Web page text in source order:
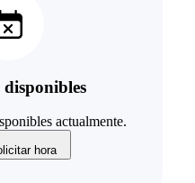
actualmente.
hora